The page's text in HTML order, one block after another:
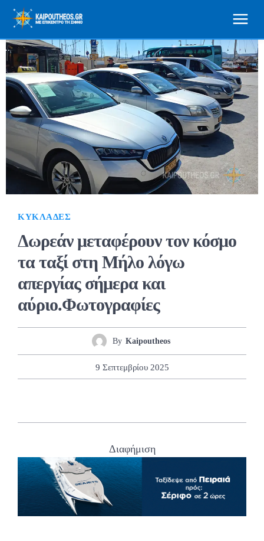
ΚΥΚΛΆΔΕΣ
Δωρεάν μεταφέρουν τον κόσμο
τα ταξί στη Μήλο λόγω
απεργίας σήμερα και
αύριο.Φωτογραφίες
By Kaipoutheos
9 Σεπτεμβρίου 2025
Διαφήμιση